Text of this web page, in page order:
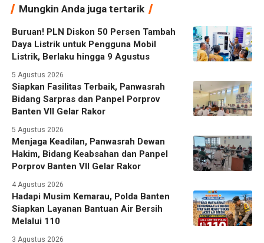
Mungkin Anda juga tertarik
Buruan! PLN Diskon 50 Persen Tambah
Daya Listrik untuk Pengguna Mobil
Listrik, Berlaku hingga 9 Agustus
5 Agustus 2026
Siapkan Fasilitas Terbaik, Panwasrah
Bidang Sarpras dan Panpel Porprov
Banten VII Gelar Rakor
5 Agustus 2026
Menjaga Keadilan, Panwasrah Dewan
Hakim, Bidang Keabsahan dan Panpel
Porprov Banten VII Gelar Rakor
4 Agustus 2026
Hadapi Musim Kemarau, Polda Banten
Siapkan Layanan Bantuan Air Bersih
Melalui 110
3 Agustus 2026